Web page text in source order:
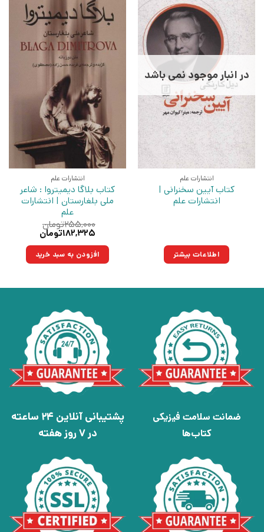
در انبار موجود نمی باشد
انتشارات علم
کتاب آیین سخنرانی |
انتشارات علم
اطلاعات بیشتر
انتشارات علم
کتاب بلاگا دیمیتروا : شاعر
ملی بلغارستان | انتشارات
علم
۲۵۵,۰۰۰تومان
قیمت
۲۵۵,۰۰۰تومان
بود.
۱۸۲,۳۲۵تومان
۱۸۲,۳۲۵تومان.افزودن به سبد خرید
ضمانت سلامت فیزیکی
کتاب‌ها
پشتیبانی آنلاین 24 ساعته
در 7 روز هفته